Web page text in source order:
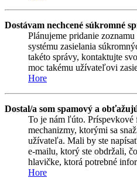
Dostávam nechcené súkromné
Plánujeme pridanie
systému zasielania
takéto správy, kontaktujte
moc takému užívateľovi
Hore
Dostal/a som spamový a
To je nám ľúto. Príspevkové
mechanizmy, ktorými sa
užívateľa. Mali by ste
e-mailu, ktorý ste obdržali,
hlavičke, ktorá potrebné
Hore